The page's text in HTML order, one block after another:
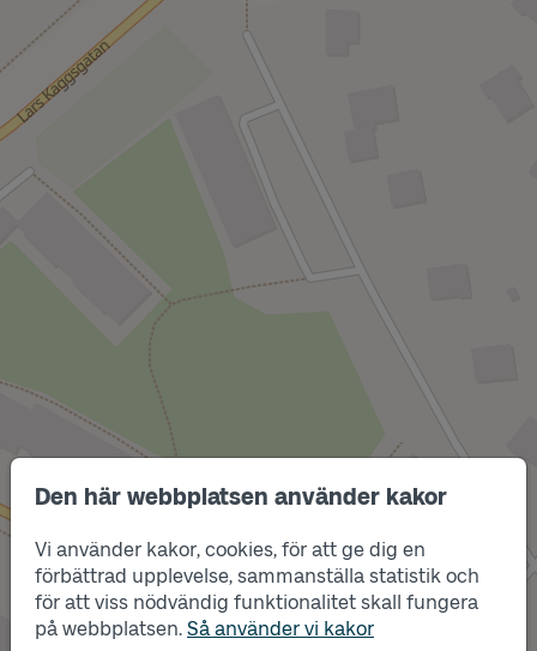
Den här webbplatsen använder kakor
Vi använder kakor, cookies, för att ge dig en
förbättrad upplevelse, sammanställa statistik och
för att viss nödvändig funktionalitet skall fungera
på webbplatsen. Så använder vi kakor
Läge
A
Läge
B